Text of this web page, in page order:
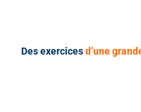
Des exercicesd’une